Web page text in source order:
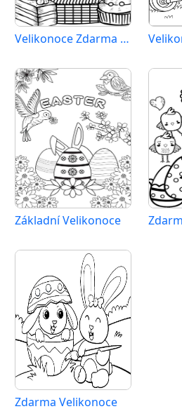
Velikonoce Zdarma Tisknutelné
Základní Velikonoce
Zdarma Velikonoce